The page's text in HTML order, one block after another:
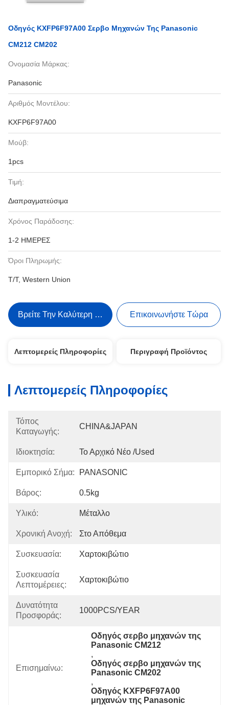
Οδηγός KXFP6F97A00 Σερβο Μηχανών Της Panasonic
CM212 CM202
Ονομασία Μάρκας:
Panasonic
Αριθμός Μοντέλου:
KXFP6F97A00
Μούβ:
1pcs
Τιμή:
Διαπραγματεύσιμα
Χρόνος Παράδοσης:
1-2 ΗΜΕΡΕΣ
Όροι Πληρωμής:
T/T, Western Union
Βρείτε Την Καλύτερη Τιμή Επικοινωνήστε Τώρα
Λεπτομερείς Πληροφορίες Περιγραφή Προϊόντος
Λεπτομερείς Πληροφορίες
Τόπος
Καταγωγής:
CHINA&JAPAN
Ιδιοκτησία: Το Αρχικό Νέο /used
Εμπορικό Σήμα: PANASONIC
Βάρος: 0.5kg
Υλικό: Μέταλλο
Χρονική Ανοχή: Στο Απόθεμα
Συσκευασία: Χαρτοκιβώτιο
Συσκευασία
Λεπτομέρειες:
Χαρτοκιβώτιο
Δυνατότητα
Προσφοράς:
1000PCS/YEAR
Επισημαίνω:
Οδηγός σερβο μηχανών της
Panasonic CM212
,
Οδηγός σερβο μηχανών της
Panasonic CM202
,
Οδηγός KXFP6F97A00
μηχανών της Panasonic